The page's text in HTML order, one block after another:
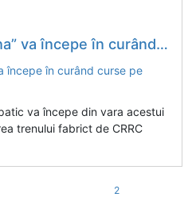
în curând curse pe Valea Prahovei
va începe din vara acestui
trenului fabrict de CRRC
2